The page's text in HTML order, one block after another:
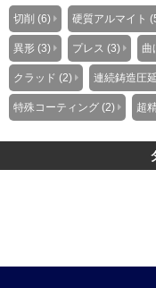
切削 (6) 硬質アルマイト
異形 (3) プレス (3) 曲
クラッド (2) 連続鋳造圧
特殊コーティング (2) 超